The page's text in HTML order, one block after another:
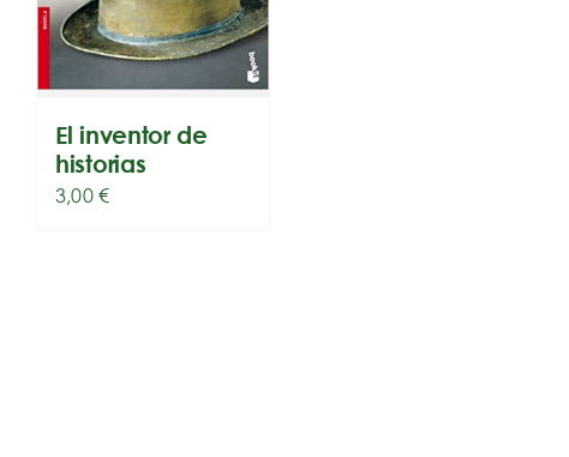
El inventor de
historias
3,00€